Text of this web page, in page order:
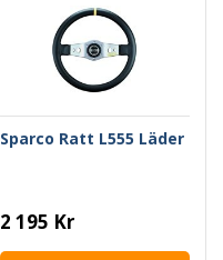
Sparco Ratt L555 Läder
2 195 Kr